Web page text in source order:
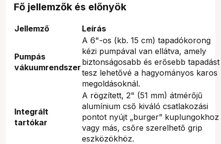
Fő jellemzők és előnyök
Jellemző Leírás
Pumpás
vákuumrendszer
A 6"-os (kb. 15 cm) tapadókorong
kézi pumpával van ellátva, amely
biztonságosabb és erősebb tapadást
tesz lehetővé a hagyományos karos
megoldásoknál.
Integrált
tartókar
A rögzített, 2" (51 mm) átmérőjű
alumínium cső kiváló csatlakozási
pontot nyújt „burger” kuplungokhoz
vagy más, csőre szerelhető grip
eszközökhöz.